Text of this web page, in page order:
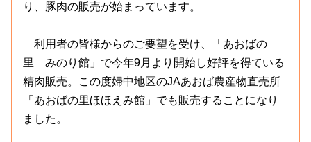
り、豚肉の販売が始まっています。
利用者の皆様からのご要望を受け、「あおばの
里 みのり館」で今年9月より開始し好評を得ている
精肉販売。この度婦中地区のJAあおば農産物直売所
「あおばの里ほほえみ館」でも販売することになり
ました。